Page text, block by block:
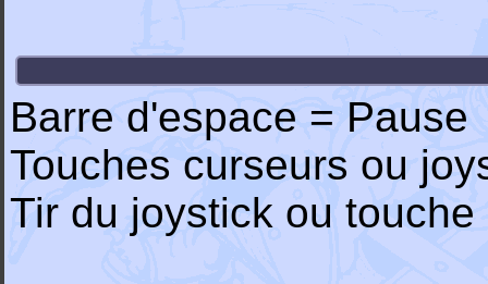
Barre d'espace = Pause
Touches curseurs ou
Tir du joystick ou